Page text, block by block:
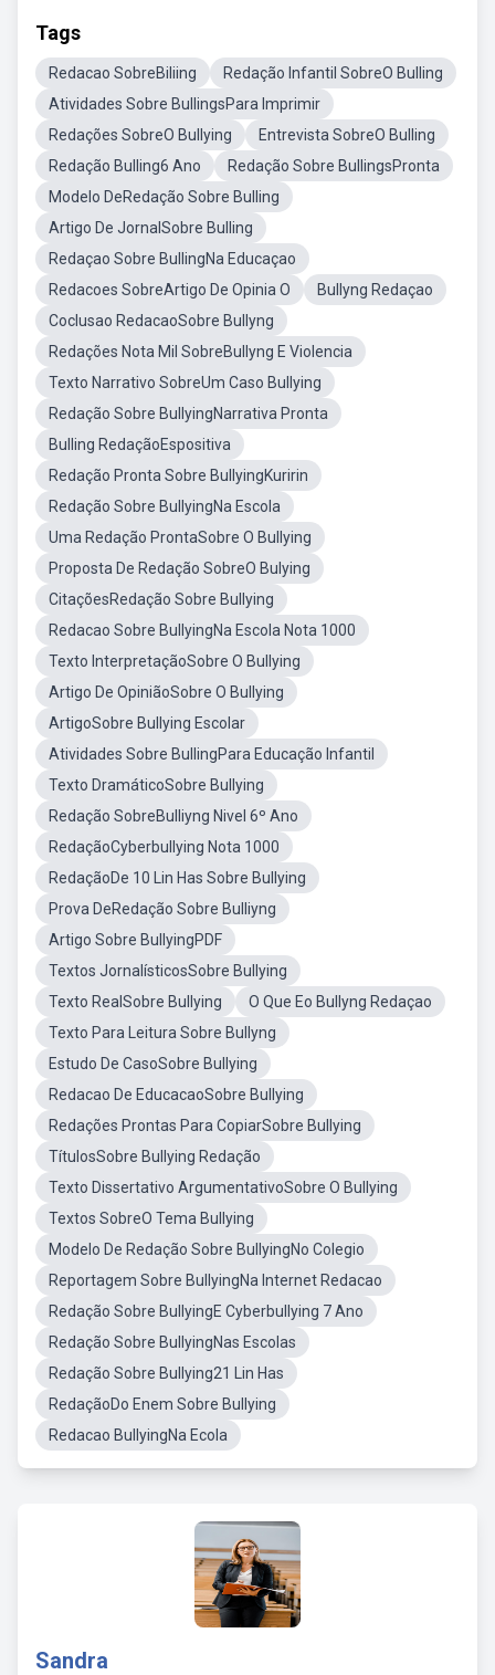
Tags
Redacao SobreBiliing
Redação Infantil SobreO Bulling
Atividades Sobre BullingsPara Imprimir
Redações SobreO Bullying
Entrevista SobreO Bulling
Redação Bulling6 Ano
Redação Sobre BullingsPronta
Modelo DeRedação Sobre Bulling
Artigo De JornalSobre Bulling
Redaçao Sobre BullingNa Educaçao
Redacoes SobreArtigo De Opinia O
Bullyng Redaçao
Coclusao RedacaoSobre Bullyng
Redações Nota Mil SobreBullyng E Violencia
Texto Narrativo SobreUm Caso Bullying
Redação Sobre BullyingNarrativa Pronta
Bulling RedaçãoEspositiva
Redação Pronta Sobre BullyingKuririn
Redação Sobre BullyingNa Escola
Uma Redação ProntaSobre O Bullying
Proposta De Redação SobreO Bulying
CitaçõesRedação Sobre Bullying
Redacao Sobre BullyingNa Escola Nota 1000
Texto InterpretaçãoSobre O Bullying
Artigo De OpiniãoSobre O Bullying
ArtigoSobre Bullying Escolar
Atividades Sobre BullingPara Educação Infantil
Texto DramáticoSobre Bullying
Redação SobreBulliyng Nivel 6º Ano
RedaçãoCyberbullying Nota 1000
RedaçãoDe 10 Lin Has Sobre Bullying
Prova DeRedação Sobre Bulliyng
Artigo Sobre BullyingPDF
Textos JornalísticosSobre Bullying
Texto RealSobre Bullying
O Que Eo Bullyng Redaçao
Texto Para Leitura Sobre Bullyng
Estudo De CasoSobre Bullying
Redacao De EducacaoSobre Bullying
Redações Prontas Para CopiarSobre Bullying
TítulosSobre Bullying Redação
Texto Dissertativo ArgumentativoSobre O Bullying
Textos SobreO Tema Bullying
Modelo De Redação Sobre BullyingNo Colegio
Reportagem Sobre BullyingNa Internet Redacao
Redação Sobre BullyingE Cyberbullying 7 Ano
Redação Sobre BullyingNas Escolas
Redação Sobre Bullying21 Lin Has
RedaçãoDo Enem Sobre Bullying
Redacao BullyingNa Ecola
Sandra